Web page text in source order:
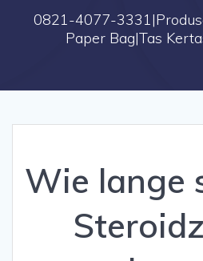
0821-4077-
Paper Bag|Tas
Wie lange